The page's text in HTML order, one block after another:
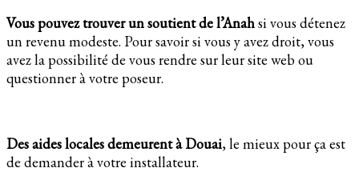
Vous pouvez trouver un soutient de l’Anahsi vous détenez
un revenu modeste. Pour savoir si vous y avez droit, vous
avez la possibilité de vous rendre sur leur site web ou
questionner à votre poseur.
Des aides locales demeurent à Douai, le mieux pour ça est
de demander à votre installateur.